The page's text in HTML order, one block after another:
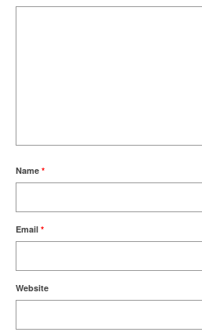
Name *
Email *
Website